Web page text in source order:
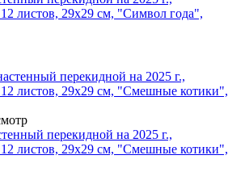
листов, 29х29 см, "Символ года",
перекидной на 2025 г.,
листов, 29х29 см, "Смешные котики",